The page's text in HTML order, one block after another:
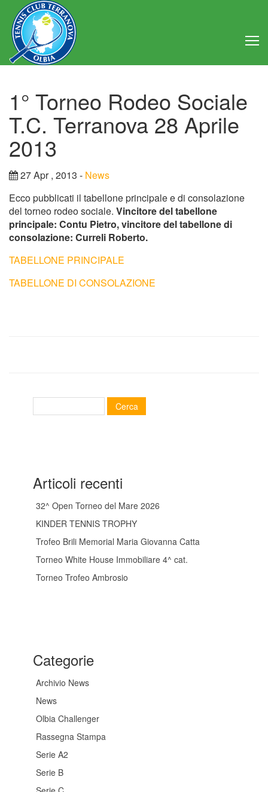
Club
Consiglio Direttivo
Statuto
Attività
Struttura
Tornei
1° Torneo Rodeo Sociale
T.C. Terranova 28 Aprile
2013
27 Apr , 2013 - News
Ecco pubblicati il tabellone principale e di consolazione
del torneo rodeo sociale. Vincitore del tabellone
principale: Contu Pietro, vincitore del tabellone di
consolazione: Curreli Roberto.
TABELLONE PRINCIPALE
TABELLONE DI CONSOLAZIONE
Articoli recenti
32^ Open Torneo del Mare 2026
KINDER TENNIS TROPHY
Trofeo Brili Memorial Maria Giovanna Catta
Torneo White House Immobiliare 4^ cat.
Torneo Trofeo Ambrosio
Categorie
Archivio News
News
Olbia Challenger
Rassegna Stampa
Serie A2
Serie B